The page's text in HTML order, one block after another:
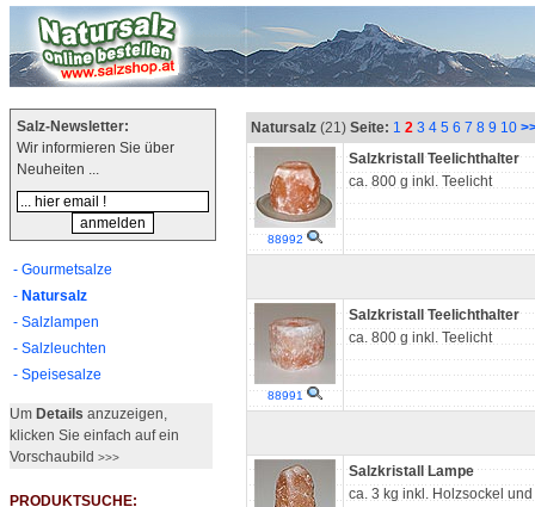
Salz-Newsletter:
Wir informieren Sie über
Neuheiten ...
- Gourmetsalze
- Natursalz
- Salzlampen
- Salzleuchten
- Speisesalze
Um Details anzuzeigen,
klicken Sie einfach auf ein
Vorschaubild >>>
PRODUKTSUCHE:
Natursalz (21) Seite: 1 2 3 4 5 6 7 8 9 10
88992
Salzkristall Teelichthalter
ca. 800 g inkl. Teelicht
88991
Salzkristall Teelichthalter
ca. 800 g inkl. Teelicht
Salzkristall Lampe
ca. 3 kg inkl. Holzsockel